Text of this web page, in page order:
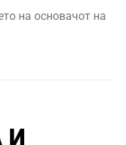
на основачот на